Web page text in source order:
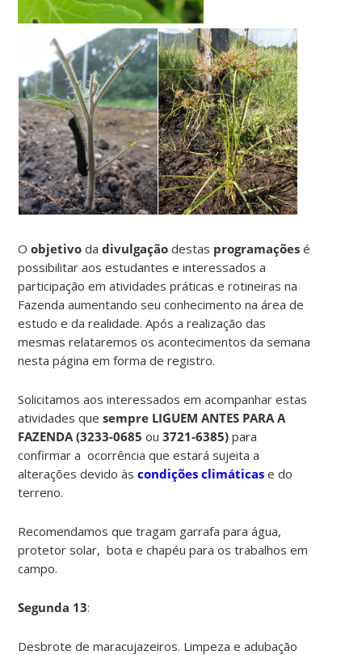
Oobjetivo dadivulgação destas programações é
possibilitar aos estudantes e interessados a
participação em atividades práticas e rotineiras na
Fazenda aumentando seu conhecimento na área de
estudo e da realidade. Após a realização das
mesmas relataremos os acontecimentos da semana
nesta página em forma de registro.
Solicitamos aos interessados em acompanhar estas
atividades quesempre LIGUEM ANTES PARA A
FAZENDA (3233-0685 ou3721-6385)para
confirmar a ocorrência que estará sujeita a
alterações devido àscondições climáticas e do
terreno.
Recomendamos que tragam garrafa para água,
protetor solar, bota e chapéu para os trabalhos em
campo.
Segunda 13:
Desbrote de maracujazeiros. Limpeza e adubação